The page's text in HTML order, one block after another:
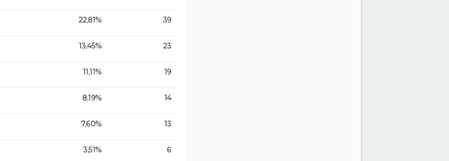
22,81% 39
13,45% 23
11,11% 19
8,19% 14
7,60% 13
3,51% 6